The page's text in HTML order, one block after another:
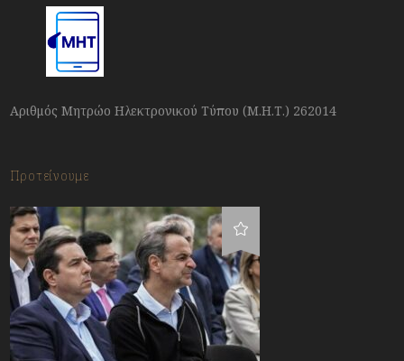
Αριθμός Μητρώο Ηλεκτρονικού Τύπου (Μ.Η.Τ.) 262014
Προτείνουμε